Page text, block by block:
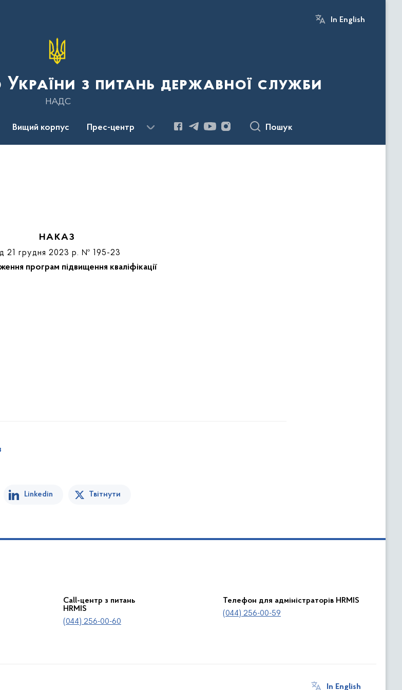
In English
з питань державної служби
НАДС
Вищий корпус Прес-центр Пошук
НАКАЗ
21 грудня 2023 р. № 195-23
програм підвищення кваліфікації
Linkedin Твітнути
Call-центр з питань
HRMIS
(044) 256-00-60
Телефон для адміністраторів HRMIS
(044) 256-00-59
In English